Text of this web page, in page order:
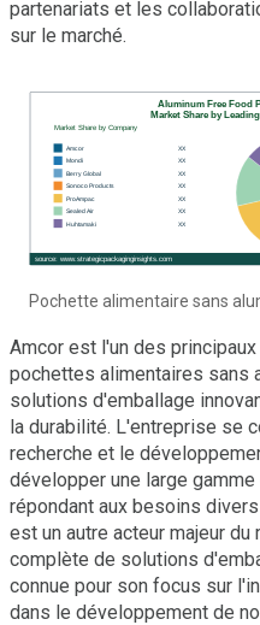
partenariats et les
sur le marché.
Pochette alimentaire sans
Amcor est l'un des
pochettes alimentaires sans
solutions d'emballage
la durabilité. L'entreprise se
recherche et le
développer une large
répondant aux besoins
est un autre acteur majeur du
complète de solutions
connue pour son focus sur
dans le développement de